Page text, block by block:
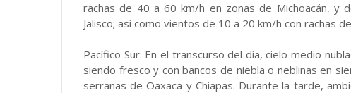
rachas de 40 a 60 km/h en zonas de Michoacán, y
Jalisco; así como vientos de 10 a 20 km/h con rachas
Pacífico Sur: En el transcurso del día, cielo medio
siendo fresco y con bancos de niebla o neblinas en
serranas de Oaxaca y Chiapas. Durante la tarde,